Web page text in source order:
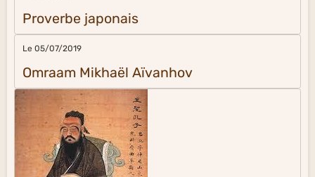
Proverbe japonais
Le 05/07/2019
Omraam Mikhaël Aïvanhov